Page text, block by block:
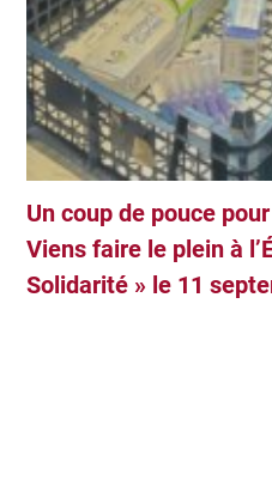
Un coup de pouce
Viens faire le plein à
Solidarité » le 11